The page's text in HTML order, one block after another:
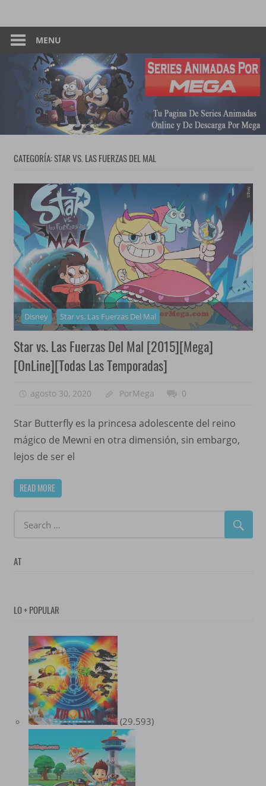
content
Series
Animadas
–
Por
Mega
Pagina
De
Descarga
Mega
MENU
CATEGORÍA:STAR VS. LAS FUERZAS DEL MAL
Disney Star vs. Las Fuerzas Del Mal
Star vs. Las Fuerzas Del Mal [2015][Mega]
[OnLine][Todas Las Temporadas]
agosto 30, 2020 PorMega 0
Star Butterfly es la princesa adolescente del reino
mágico de Mewni en otra dimensión, sin embargo,
lejos de ser el
READ MORE
AT
LO + POPULAR
(29.593)